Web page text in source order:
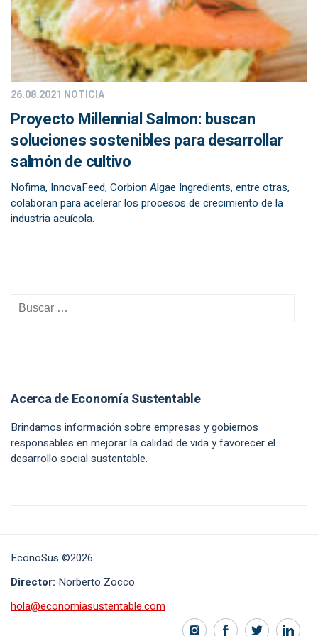
26.08.2021 NOTICIA
Proyecto Millennial Salmon: buscan
soluciones sostenibles para desarrollar
salmón de cultivo
Nofima, InnovaFeed, Corbion Algae Ingredients, entre otras,
colaboran para acelerar los procesos de crecimiento de la
industria acuícola.
Acerca de Economía Sustentable
Brindamos información sobre empresas y gobiernos
responsables en mejorar la calidad de vida y favorecer el
desarrollo social sustentable.
EconoSus ©2026
Director: Norberto Zocco
hola@economiasustentable.com